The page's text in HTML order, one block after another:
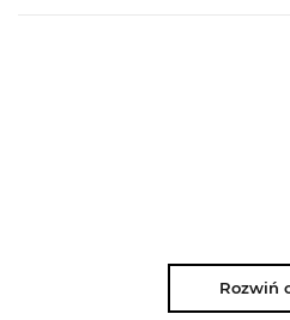
Rozwiń